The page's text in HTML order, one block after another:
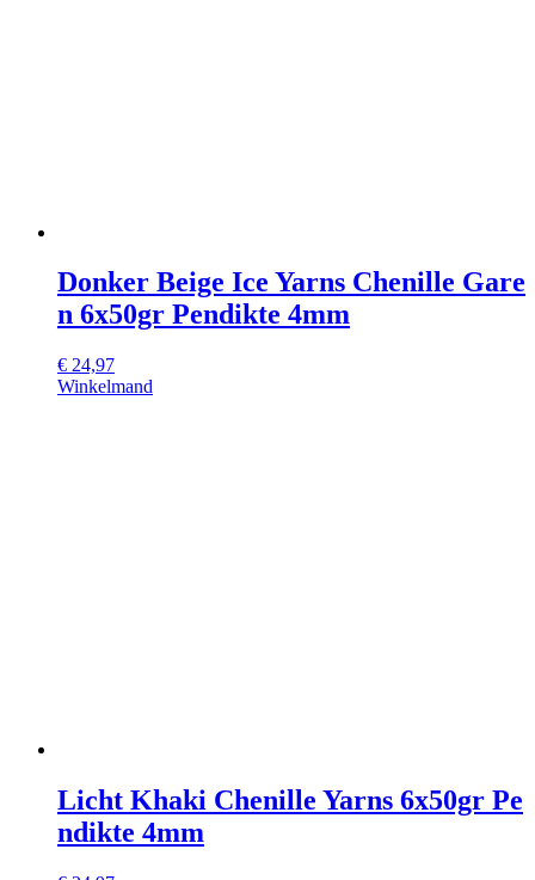
Donker Beige Ice Yarns Chenille Gare
n 6x50gr Pendikte 4mm
€ 24,97
Winkelmand
Licht Khaki Chenille Yarns 6x50gr Pe
ndikte 4mm